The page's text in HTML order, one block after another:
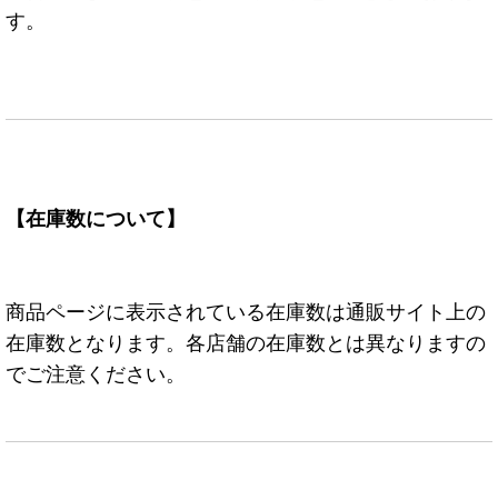
す。
【在庫数について】
商品ページに表示されている在庫数は通販サイト上の
在庫数となります。各店舗の在庫数とは異なりますの
でご注意ください。